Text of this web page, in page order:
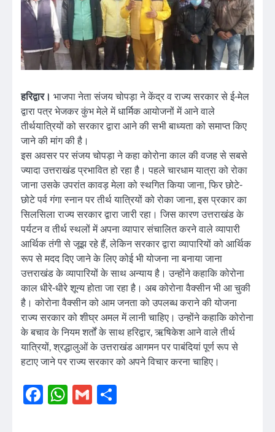
हरिद्वार। भाजपा नेता संजय चोपड़ा ने केंद्र व राज्य सरकार से ई-मेल
द्वारा पत्र भेजकर कुंभ मेले में धार्मिक आयोजनों में आने वाले
तीर्थयात्रियों को सरकार द्वारा आने की सभी बाध्यता को समाप्त किए
जाने की मांग की है।
इस अवसर पर संजय चोपड़ा ने कहा कोरोना काल की वजह से सबसे
ज्यादा उत्तराखंड प्रभावित हो रहा है। पहले चारधाम यात्रा को रोका
जाना उसके उपरांत कावड़ मेला को स्थगित किया जाना, फिर छोटे-
छोटे पर्व गंगा स्नान पर तीर्थ यात्रियों को रोका जाना, इस प्रकार का
सिलसिला राज्य सरकार द्वारा जारी रहा। जिस कारण उत्तराखंड के
पर्यटन व तीर्थ स्थलों में अपना व्यापार संचालित करने वाले व्यापारी
आर्थिक तंगी से जूझ रहे हैं, लेकिन सरकार द्वारा व्यापारियों को आर्थिक
रूप से मदद दिए जाने के लिए कोई भी योजना ना बनाया जाना
उत्तराखंड के व्यापारियों के साथ अन्याय है। उन्होंने कहाकि कोरोना
काल धीरे-धीरे शून्य होता जा रहा है। अब कोरोना वैक्सीन भी आ चुकी
है। कोरोना वैक्सीन को आम जनता को उपलब्ध कराने की योजना
राज्य सरकार को शीघ्र अमल में लानी चाहिए। उन्होंने कहाकि कोरोना
के बचाव के नियम शर्तों के साथ हरिद्वार, ऋषिकेश आने वाले तीर्थ
यात्रियों, श्रद्धालुओं के उत्तराखंड आगमन पर पाबंदियां पूर्ण रूप से
हटाए जाने पर राज्य सरकार को अपने विचार करना चाहिए।
Facebook
WhatsApp
Gmail